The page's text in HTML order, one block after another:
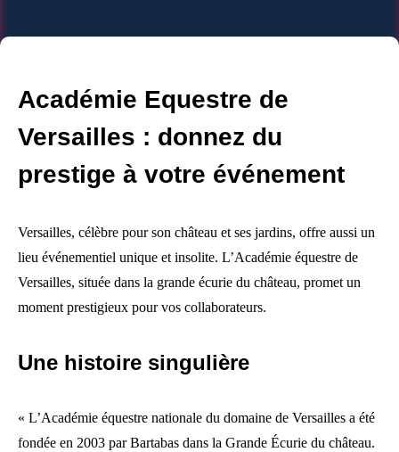
Académie Equestre de
Versailles : donnez du
prestige à votre événement
Versailles, célèbre pour son château et ses jardins, offre aussi un
lieu événementiel unique et insolite. L’Académie équestre de
Versailles, située dans la grande écurie du château, promet un
moment prestigieux pour vos collaborateurs.
Une histoire singulière
« L’Académie équestre nationale du domaine de Versailles a été
fondée en 2003 par Bartabas dans la Grande Écurie du château.